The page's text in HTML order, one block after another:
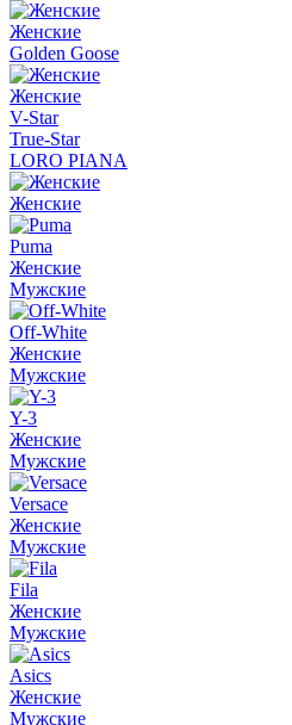
Женские
Golden Goose
Женские
V-Star
True-Star
LORO PIANA
Женские
Puma
Женские
Мужские
Off-White
Женские
Мужские
Y-3
Женские
Мужские
Versace
Женские
Мужские
Fila
Женские
Мужские
Asics
Женские
Мужские